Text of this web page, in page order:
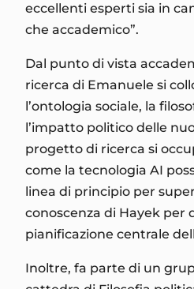
eccellenti esperti sia in
che accademico”.
Dal punto di vista
ricerca di Emanuele si
l’ontologia sociale, la
l’impatto politico delle
progetto di ricerca si
come la tecnologia AI
linea di principio per
conoscenza di Hayek per
pianificazione centrale
Inoltre, fa parte di un